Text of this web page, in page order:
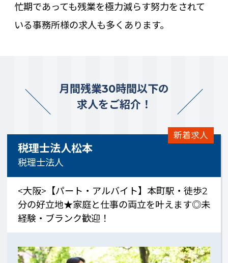
忙期であっても残業を極力減らす努力をされて
いる事務所様の求人も多くあります。
月間残業30時間以下の
求人をご紹介！
新着求人
税理士法人松本
税理士法人
<大阪>【パート・アルバイト】本町駅・徒歩2
分の好立地★家庭と仕事の両立を叶えます◎未
経験・ブランク歓迎！